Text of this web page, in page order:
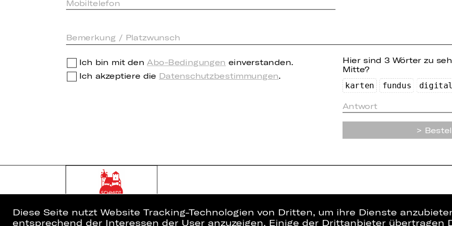
Ich bin mit denAbo-Bedingungen einverstanden.
Ich akzeptiere die Datenschutzbestimmungen.
Hier sind 3 Wörter zu
Mitte?
arten
k us
nd
fu i
dig ta
Diese Seite nutzt Website Tracking-Technologien von Dritten, um ihre Dienste
entsprechend der Interessen der User anzuzeigen. Einige der Drittanbieter übertragen